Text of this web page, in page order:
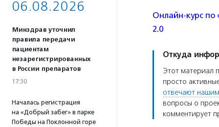
06.08.2026
Минздрав уточнил
правила передачи
пациентам
незарегистрированных
в России препаратов
17:30
Началась регистрация
на «Добрый забег» в парке
Победы на Поклонной горе
Онлайн-курс по
2.0
Откуда
Этот материал
просто
отвечают
вопросы о
комментирует